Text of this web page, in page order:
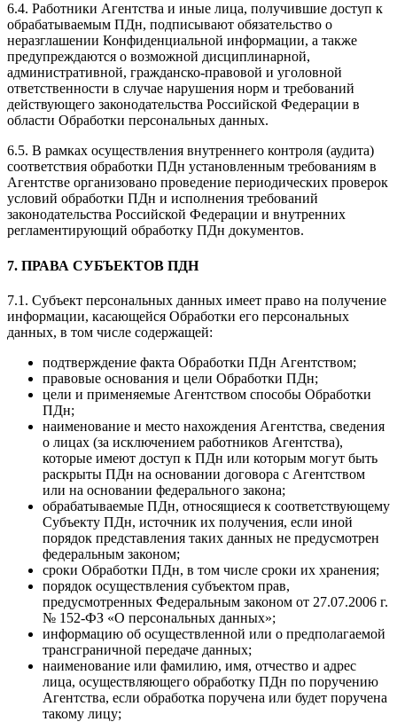
6.4. Работники Агентства и иные лица, получившие доступ к
обрабатываемым ПДн, подписывают обязательство о
неразглашении Конфиденциальной информации, а также
предупреждаются о возможной дисциплинарной,
административной, гражданско-правовой и уголовной
ответственности в случае нарушения норм и требований
действующего законодательства Российской Федерации в
области Обработки персональных данных.
6.5. В рамках осуществления внутреннего контроля (аудита)
соответствия обработки ПДн установленным требованиям в
Агентстве организовано проведение периодических проверок
условий обработки ПДн и исполнения требований
законодательства Российской Федерации и внутренних
регламентирующий обработку ПДн документов.
7. ПРАВА СУБЪЕКТОВ ПДН
7.1. Субъект персональных данных имеет право на получение
информации, касающейся Обработки его персональных
данных, в том числе содержащей:
подтверждение факта Обработки ПДн Агентством;
правовые основания и цели Обработки ПДн;
цели и применяемые Агентством способы Обработки
ПДн;
наименование и место нахождения Агентства, сведения
о лицах (за исключением работников Агентства),
которые имеют доступ к ПДн или которым могут быть
раскрыты ПДн на основании договора с Агентством
или на основании федерального закона;
обрабатываемые ПДн, относящиеся к соответствующему
Субъекту ПДн, источник их получения, если иной
порядок представления таких данных не предусмотрен
федеральным законом;
сроки Обработки ПДн, в том числе сроки их хранения;
порядок осуществления субъектом прав,
предусмотренных Федеральным законом от 27.07.2006 г.
№ 152-ФЗ «О персональных данных»;
информацию об осуществленной или о предполагаемой
трансграничной передаче данных;
наименование или фамилию, имя, отчество и адрес
лица, осуществляющего обработку ПДн по поручению
Агентства, если обработка поручена или будет поручена
такому лицу;